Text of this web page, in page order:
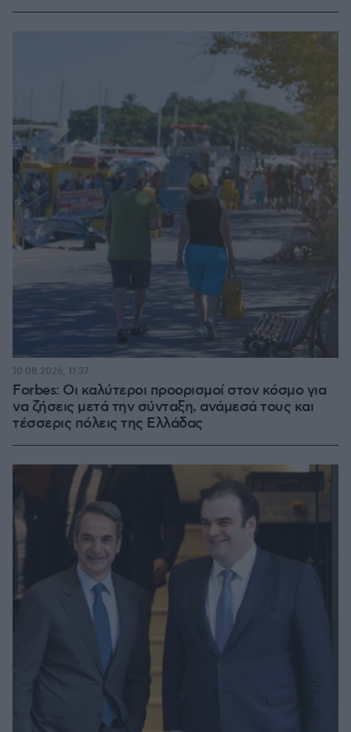
Forbes: Οι καλύτεροι προορισμοί στον κόσμο για
να ζήσεις μετά την σύνταξη, ανάμεσά τους και
τέσσερις πόλεις της Ελλάδας
10.08.2026, 11:37